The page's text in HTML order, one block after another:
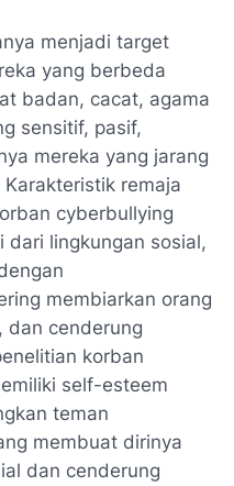
menjadi target
yang berbeda
badan, cacat, agama
sensitif, pasif,
mereka yang jarang
remaja
cyberbullying
dari lingkungan sosial,
membiarkan orang
dan cenderung
korban
self-esteem
teman
membuat dirinya
dan cenderung